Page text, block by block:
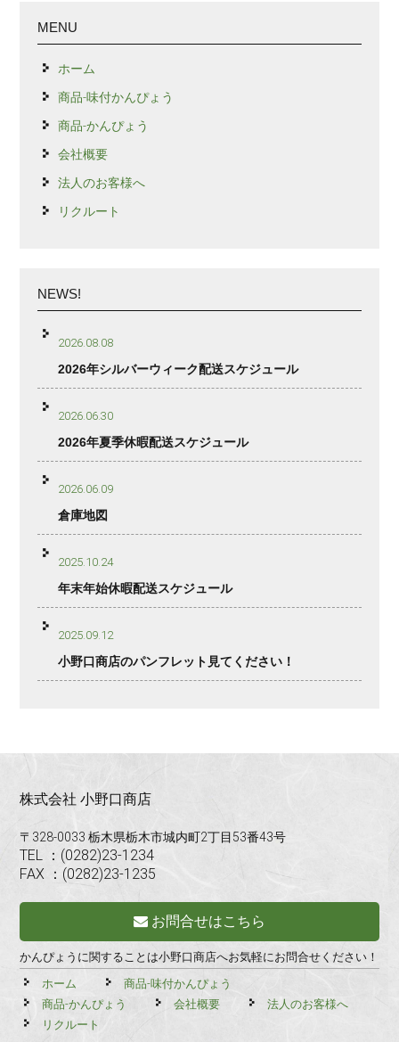
MENU
ホーム
商品-味付かんぴょう
商品-かんぴょう
会社概要
法人のお客様へ
リクルート
NEWS!
2026.08.08
2026年シルバーウィーク配送スケジュール
2026.06.30
2026年夏季休暇配送スケジュール
2026.06.09
倉庫地図
2025.10.24
年末年始休暇配送スケジュール
2025.09.12
小野口商店のパンフレット見てください！
株式会社 小野口商店
〒328-0033 栃木県栃木市城内町2丁目53番43号
TEL ：(0282)23-1234
FAX ：(0282)23-1235
お問合せはこちら
かんぴょうに関することは小野口商店へお気軽にお問合せください！
ホーム
商品-味付かんぴょう
商品-かんぴょう
会社概要
法人のお客様へ
リクルート